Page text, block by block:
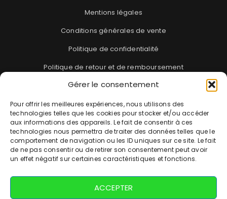
Gérer le consentement
Pour offrir les meilleures expériences, nous utilisons des
technologies telles que les cookies pour stocker et/ou accéder
aux informations des appareils. Le fait de consentir à ces
technologies nous permettra de traiter des données telles que le
comportement de navigation ou les ID uniques sur ce site. Le fait
de ne pas consentir ou de retirer son consentement peut avoir
un effet négatif sur certaines caractéristiques et fonctions.
ACCEPTER
Mentions légales
Conditions générales de vente
Politique de confidentialité
Politique de retour et de remboursement
FAQ
Suivi de commande
Contact
Tel : 09 73 21 93 48